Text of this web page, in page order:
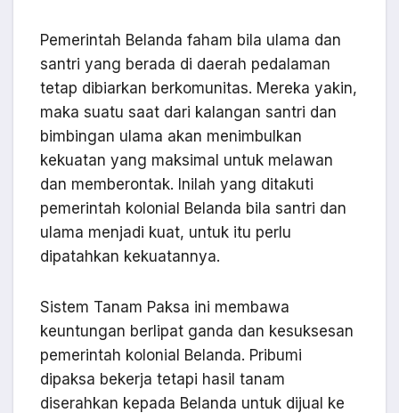
Pemerintah Belanda faham bila ulama dan
santri yang berada di daerah pedalaman
tetap dibiarkan berkomunitas. Mereka yakin,
maka suatu saat dari kalangan santri dan
bimbingan ulama akan menimbulkan
kekuatan yang maksimal untuk melawan
dan memberontak. Inilah yang ditakuti
pemerintah kolonial Belanda bila santri dan
ulama menjadi kuat, untuk itu perlu
dipatahkan kekuatannya.
Sistem Tanam Paksa ini membawa
keuntungan berlipat ganda dan kesuksesan
pemerintah kolonial Belanda. Pribumi
dipaksa bekerja tetapi hasil tanam
diserahkan kepada Belanda untuk dijual ke